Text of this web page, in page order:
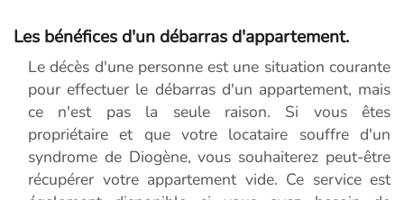
Les bénéfices d'un débarras d'appartement.
Le décès d'une personne est une situation courante
pour effectuer le débarras d'un appartement, mais
ce n'est pas la seule raison. Si vous êtes
propriétaire et que votre locataire souffre d'un
syndrome de Diogène, vous souhaiterez peut-être
récupérer votre appartement vide. Ce service est